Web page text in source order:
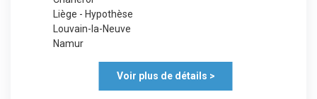
Liège - Hypothèse
Louvain-la-Neuve
Namur
Voir plus de détails >